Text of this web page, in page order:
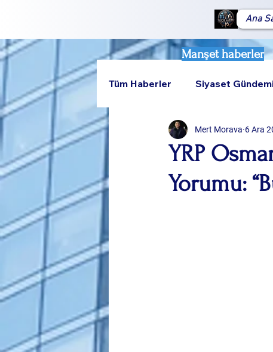
Ana
Manşet haberler
Tüm Haberler Siyaset
Teknoloji Rumeli
YRP
Yorumu:
Mert Morava 6 Ara